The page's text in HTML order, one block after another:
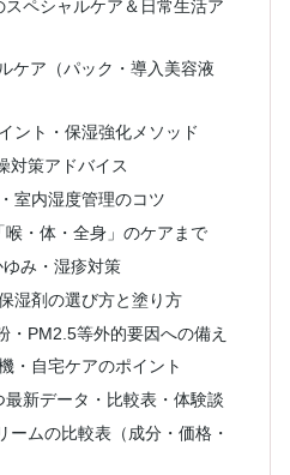
ペシャルケア＆日常生活ア
ケア（パック・導入美容液
ント・保湿強化メソッド
対策アドバイス
室内湿度管理のコツ
・体・全身」のケアまで
み・湿疹対策
湿剤の選び方と塗り方
・PM2.5等外的要因への備え
・自宅ケアのポイント
新データ・比較表・体験談
ームの比較表（成分・価格・